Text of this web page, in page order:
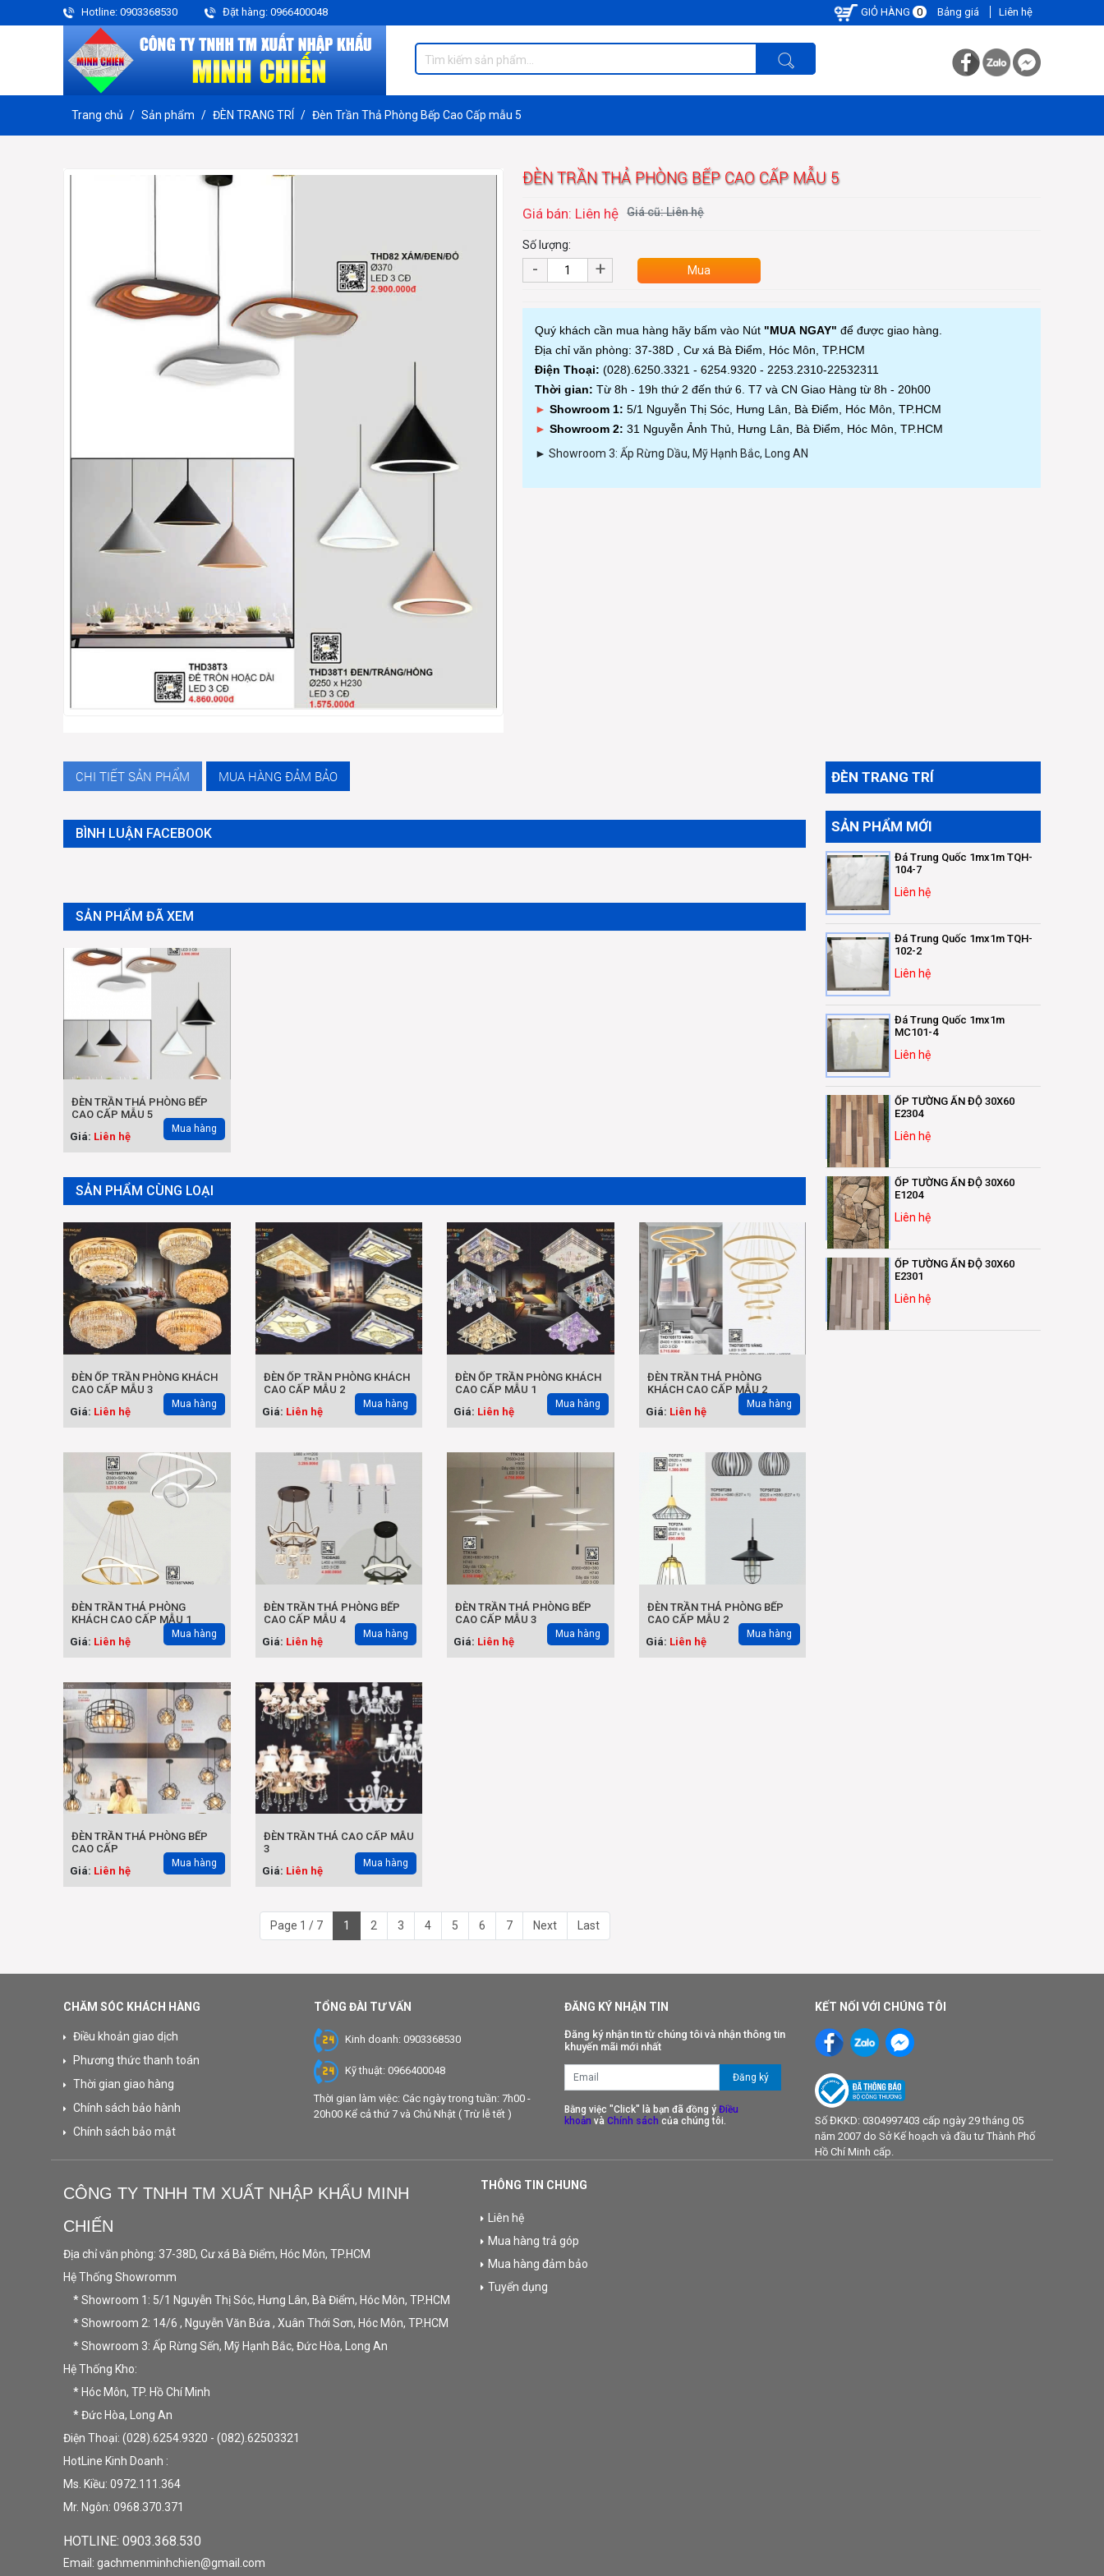
Hotline: 0903368530 Đặt hàng: 0966400048 GIỎ HÀNG 0 Bảng giá Liên hệ
Trang chủ Sản phẩm ĐÈN TRANG TRÍ Đèn Trần Thả Phòng Bếp Cao Cấp mẫu 5
ĐÈN TRẦN THẢ PHÒNG BẾP CAO CẤP MẪU 5
Giá bán: Liên hệ Giá cũ: Liên hệ
Số lượng:
- + Mua
Quý khách cần mua hàng hãy bấm vào Nút "MUA NGAY" để được giao hàng.
Địa chỉ văn phòng: 37-38D , Cư xá Bà Điểm, Hóc Môn, TP.HCM
Điện Thoại: (028).6250.3321 - 6254.9320 - 2253.2310-22532311
Thời gian: Từ 8h - 19h thứ 2 đến thứ 6. T7 và CN Giao Hàng từ 8h - 20h00
► Showroom 1: 5/1 Nguyễn Thị Sóc, Hưng Lân, Bà Điểm, Hóc Môn, TP.HCM
► Showroom 2: 31 Nguyễn Ảnh Thủ, Hưng Lân, Bà Điểm, Hóc Môn, TP.HCM
► Showroom 3: Ấp Rừng Dầu, Mỹ Hạnh Bắc, Long AN
CHI TIẾT SẢN PHẨM MUA HÀNG ĐẢM BẢO
BÌNH LUẬN FACEBOOK
SẢN PHẨM ĐÃ XEM
ĐÈN TRẦN THẢ PHÒNG BẾP
CAO CẤP MẪU 5
Giá: Liên hệ
Mua hàng
SẢN PHẨM CÙNG LOẠI
ĐÈN ỐP TRẦN PHÒNG KHÁCH
CAO CẤP MẪU 3
Giá: Liên hệ
Mua hàng
ĐÈN ỐP TRẦN PHÒNG KHÁCH
CAO CẤP MẪU 2
Giá: Liên hệ
Mua hàng
ĐÈN ỐP TRẦN PHÒNG KHÁCH
CAO CẤP MẪU 1
Giá: Liên hệ
Mua hàng
ĐÈN TRẦN THẢ PHÒNG
KHÁCH CAO CẤP MẪU 2
Giá: Liên hệ
Mua hàng
ĐÈN TRẦN THẢ PHÒNG
KHÁCH CAO CẤP MẪU 1
Giá: Liên hệ
Mua hàng
ĐÈN TRẦN THẢ PHÒNG BẾP
CAO CẤP MẪU 4
Giá: Liên hệ
Mua hàng
ĐÈN TRẦN THẢ PHÒNG BẾP
CAO CẤP MẪU 3
Giá: Liên hệ
Mua hàng
ĐÈN TRẦN THẢ PHÒNG BẾP
CAO CẤP MẪU 2
Giá: Liên hệ
Mua hàng
ĐÈN TRẦN THẢ PHÒNG BẾP
CAO CẤP
Giá: Liên hệ
Mua hàng
ĐÈN TRẦN THẢ CAO CẤP MẪU
3
Giá: Liên hệ
Mua hàng
Page 1 / 7 1 2 3 4 5 6 7 Next Last
ĐÈN TRANG TRÍ
SẢN PHẨM MỚI
Đá Trung Quốc 1mx1m TQH-
104-7
Liên hệ
Đá Trung Quốc 1mx1m TQH-
102-2
Liên hệ
Đá Trung Quốc 1mx1m
MC101-4
Liên hệ
ỐP TƯỜNG ẤN ĐỘ 30X60
E2304
Liên hệ
ỐP TƯỜNG ẤN ĐỘ 30X60
E1204
Liên hệ
ỐP TƯỜNG ẤN ĐỘ 30X60
E2301
Liên hệ
CHĂM SÓC KHÁCH HÀNG
Điều khoản giao dịch
Phương thức thanh toán
Thời gian giao hàng
Chính sách bảo hành
Chính sách bảo mật
TỔNG ĐÀI TƯ VẤN
Kinh doanh: 0903368530
Kỹ thuật: 0966400048
Thời gian làm việc: Các ngày trong tuần: 7h00 -
20h00 Kể cả thứ 7 và Chủ Nhật ( Trừ lễ tết )
ĐĂNG KÝ NHẬN TIN
Đăng ký nhận tin từ chúng tôi và nhận thông tin
khuyến mãi mới nhất
Bằng việc "Click" là bạn đã đồng ý Điều
khoản và Chính sách của chúng tôi.
KẾT NỐI VỚI CHÚNG TÔI
Số ĐKKD: 0304997403 cấp ngày 29 tháng 05
năm 2007 do Sở Kế hoạch và đầu tư Thành Phố
Hồ Chí Minh cấp.
CÔNG TY TNHH TM XUẤT NHẬP KHẨU MINH
CHIẾN
Địa chỉ văn phòng: 37-38D, Cư xá Bà Điểm, Hóc Môn, TP.HCM
Hệ Thống Showromm
* Showroom 1: 5/1 Nguyễn Thị Sóc, Hưng Lân, Bà Điểm, Hóc Môn, TP.HCM
* Showroom 2: 14/6 , Nguyễn Văn Bứa , Xuân Thới Sơn, Hóc Môn, TP.HCM
* Showroom 3: Ấp Rừng Sến, Mỹ Hạnh Bắc, Đức Hòa, Long An
Hệ Thống Kho:
* Hóc Môn, TP. Hồ Chí Minh
* Đức Hòa, Long An
Điện Thoại: (028).6254.9320 - (082).62503321
HotLine Kinh Doanh :
Ms. Kiều: 0972.111.364
Mr. Ngôn: 0968.370.371
HOTLINE: 0903.368.530
Email: gachmenminhchien@gmail.com
THÔNG TIN CHUNG
Liên hệ
Mua hàng trả góp
Mua hàng đảm bảo
Tuyển dụng